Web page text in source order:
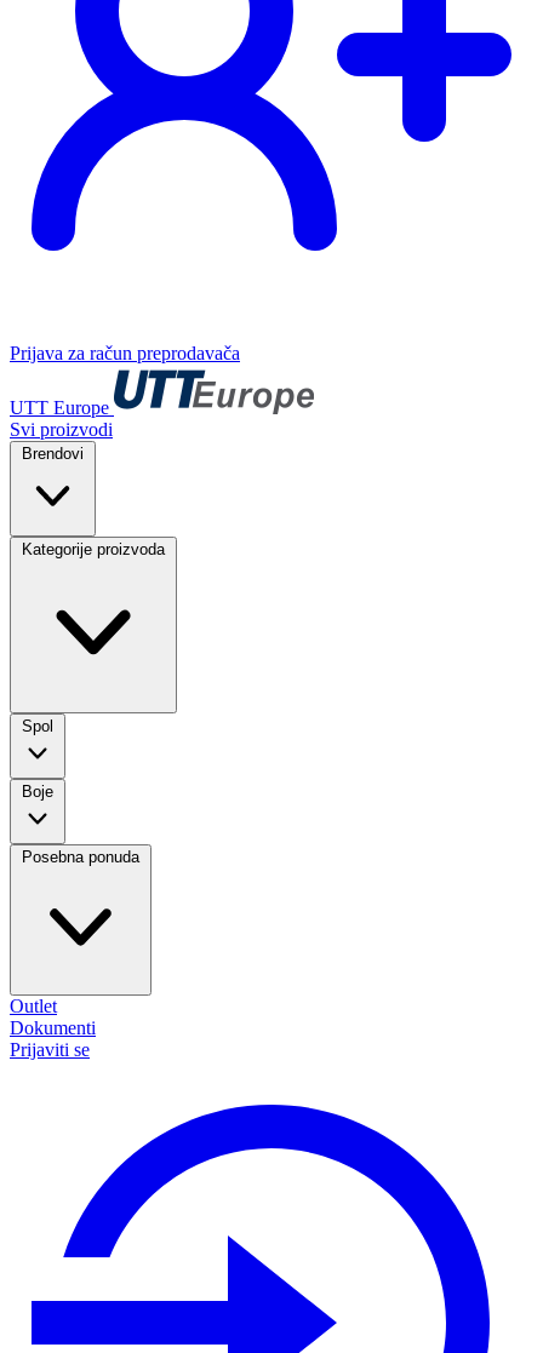
Prijava za račun preprodavača
UTT Europe
Svi proizvodi
Brendovi
Kategorije proizvoda
Spol
Boje
Posebna ponuda
Outlet
Dokumenti
Prijaviti se